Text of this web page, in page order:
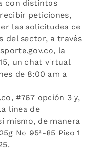
con distintos
peticiones,
las solicitudes de
del sector, a través
la
un chat virtual
de 8:00 am a
#767 opción 3 y,
línea de
mismo, de manera
No 95ª-85 Piso 1